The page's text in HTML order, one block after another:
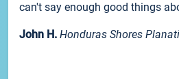
can't say enough good things
John H. Honduras Shores